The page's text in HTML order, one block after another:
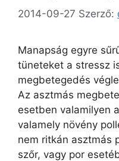
2014-09-27 Szerző:
Manapság egyre
tüneteket a stressz
megbetegedés
Az asztmás
esetben valamilyen
valamely növény
nem ritkán asztmás
szőr, vagy por